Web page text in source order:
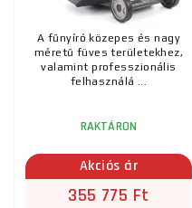
A fűnyíró közepes és nagy
méretű füves területekhez,
valamint professzionális
felhasználá ...
RAKTÁRON
Akciós ár
355 775 Ft